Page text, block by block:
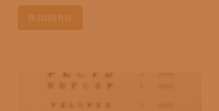
EN SAVOIR PLUS